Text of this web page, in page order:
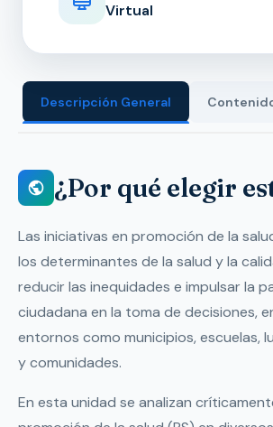
Virtual
Descripción General
¿Por qué elegir
Las iniciativas en promoción de la
los determinantes de la salud y la
reducir las inequidades e impulsar la
ciudadana en la toma de decisiones,
entornos como municipios, escuelas,
y comunidades.
En esta unidad se analizan